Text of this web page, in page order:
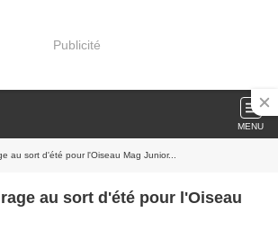
Publicité
MENU
au sort d'été pour l'Oiseau Mag Junior...
au sort d'été pour l'Oiseau